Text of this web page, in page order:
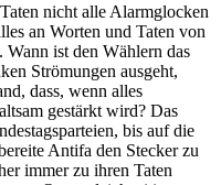
nicht alle Alarmglocken
an Worten und Taten von
ist den Wählern das
Strömungen ausgeht,
dass, wenn alles
gestärkt wird? Das
bis auf die
Antifa den Stecker zu
immer zu ihren Taten